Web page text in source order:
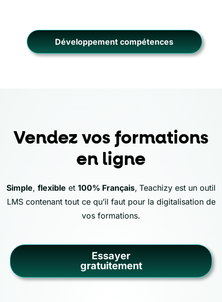
Développement compétences
Vendez vos formations
en ligne
Simple, flexible et 100% Français, Teachizy est un outil
LMS contenant tout ce qu’il faut pour la digitalisation de
vos formations.
Essayer
gratuitement